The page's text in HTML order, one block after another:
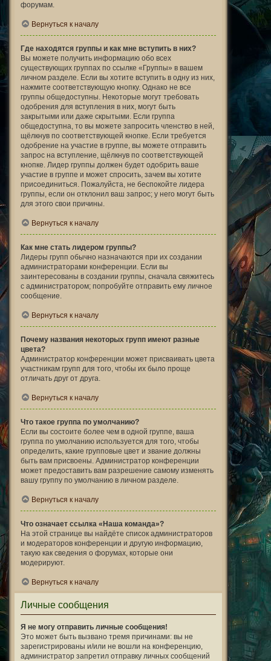
форумам.
Вернуться к началу
Где находятся группы и как мне вступить в них?
Вы можете получить информацию обо всех
существующих группах по ссылке «Группы» в вашем
личном разделе. Если вы хотите вступить в одну из них,
нажмите соответствующую кнопку. Однако не все
группы общедоступны. Некоторые могут требовать
одобрения для вступления в них, могут быть
закрытыми или даже скрытыми. Если группа
общедоступна, то вы можете запросить членство в ней,
щёлкнув по соответствующей кнопке. Если требуется
одобрение на участие в группе, вы можете отправить
запрос на вступление, щёлкнув по соответствующей
кнопке. Лидер группы должен будет одобрить ваше
участие в группе и может спросить, зачем вы хотите
присоединиться. Пожалуйста, не беспокойте лидера
группы, если он отклонил ваш запрос; у него могут быть
для этого свои причины.
Вернуться к началу
Как мне стать лидером группы?
Лидеры групп обычно назначаются при их создании
администраторами конференции. Если вы
заинтересованы в создании группы, сначала свяжитесь
с администратором; попробуйте отправить ему личное
сообщение.
Вернуться к началу
Почему названия некоторых групп имеют разные
цвета?
Администратор конференции может присваивать цвета
участникам групп для того, чтобы их было проще
отличать друг от друга.
Вернуться к началу
Что такое группа по умолчанию?
Если вы состоите более чем в одной группе, ваша
группа по умолчанию используется для того, чтобы
определить, какие групповые цвет и звание должны
быть вам присвоены. Администратор конференции
может предоставить вам разрешение самому изменять
вашу группу по умолчанию в личном разделе.
Вернуться к началу
Что означает ссылка «Наша команда»?
На этой странице вы найдёте список администраторов
и модераторов конференции и другую информацию,
такую как сведения о форумах, которые они
модерируют.
Вернуться к началу
Личные сообщения
Я не могу отправить личные сообщения!
Это может быть вызвано тремя причинами: вы не
зарегистрированы и/или не вошли на конференцию,
администратор запретил отправку личных сообщений